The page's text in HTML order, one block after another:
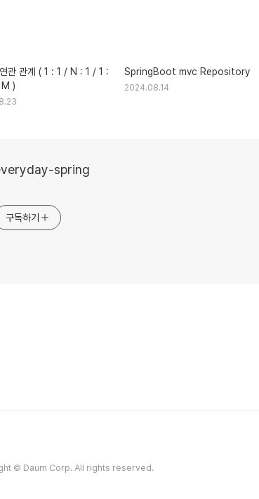
관 관계 ( 1 : 1 / N : 1 / 1 :
)
SpringBoot mvc Repository
2024.08.14
spring
구독하기
© Daum Corp. All rights reserved.